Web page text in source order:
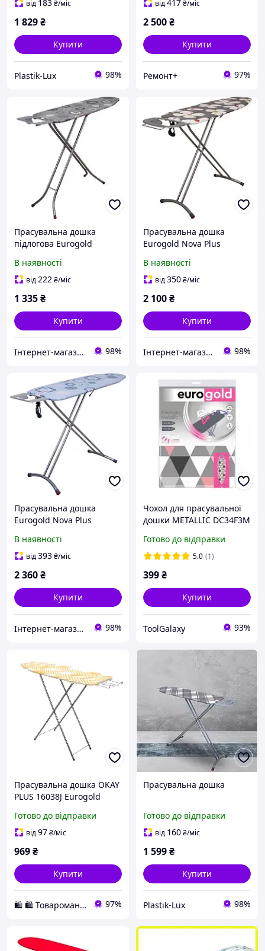
від 183₴/міс
1 829₴
Купити
Plastik-Lux 98%
від417₴/міс
2 500₴
Купити
Ремонт+ 97%
Прасувальна дошка
підлогова Eurogold
праски
В наявності
від222₴/міс
1 335₴
Купити
Інтернет-магазин Господиня 98%
Прасувальна дошка
Eurogold Nova Plus
розеткою та
подовжувачем
В наявності
від350₴/міс
2 100₴
Купити
Інтернет-магазин Господиня 98%
Прасувальна дошка
Eurogold Nova Plus
(56458L) з розеткою
В наявності
від393₴/міс
2 360₴
Купити
Інтернет-магазин Господиня 98%
Чохол для прасувальної
дошки METALLIC DC34F3M
Готово до відправки
5.0 (1)
399₴
Купити
ToolGalaxy 93%
Прасувальна дошка OKAY
PLUS 16038J Eurogold
Готово до відправки
від97₴/міс
969₴
Купити
🛍️ 🛍️ Товароманія 🛍️ 🛍️ 97%
Прасувальна дошка
Готово до відправки
від 160₴/міс
1 599₴
Купити
Plastik-Lux 98%